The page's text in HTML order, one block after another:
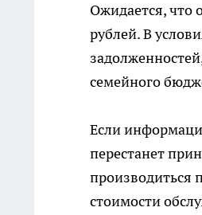
Ожидается, что
рублей. В
семейного
Если
перестанет
производиться
стоимости